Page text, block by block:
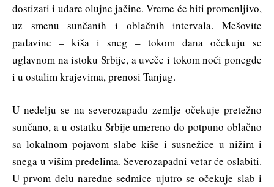
dostizati i udare olujne jačine. Vreme će biti promenljivo,
uz smenu sunčanih i oblačnih intervala. Mešovite
padavine – kiša i sneg – tokom dana očekuju se
uglavnom na istoku Srbije, a uveče i tokom noći ponegde
i u ostalim krajevima, prenosi Tanjug.
U nedelju se na severozapadu zemlje očekuje pretežno
sunčano, a u ostatku Srbije umereno do potpuno oblačno
sa lokalnom pojavom slabe kiše i susnežice u nižim i
snega u višim predelima. Severozapadni vetar će oslabiti.
U prvom delu naredne sedmice ujutro se očekuje slab i